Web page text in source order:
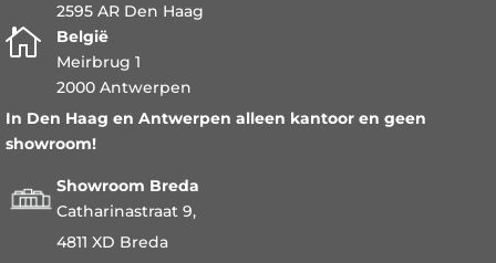
2595 AR Den Haag

België
Meirbrug 1
2000 Antwerpen
In Den Haag en Antwerpen alleen kantoor en geen
showroom!
Showroom Breda
Catharinastraat 9,
4811 XD Breda